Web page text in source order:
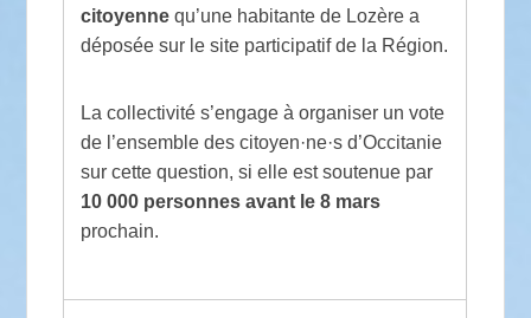
citoyennequ’une habitante de Lozère a
déposée sur le site participatif de la Région.
La collectivité s’engage à organiser un vote
de l’ensemble des citoyen·ne·s d’Occitanie
sur cette question, si elle est soutenue par
10 000 personnes avant le 8 mars
prochain.